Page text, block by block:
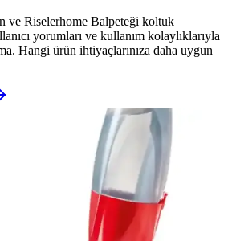
ve Riselerhome Balpeteği koltuk
yorumları ve kullanım kolaylıklarıyla
Hangi ürün ihtiyaçlarınıza daha uygun